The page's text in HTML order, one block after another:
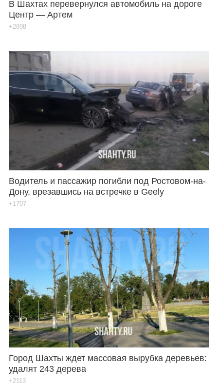
В Шахтах перевернулся автомобиль на дороге
Центр — Артем
+2898
Водитель и пассажир погибли под Ростовом-на-
Дону, врезавшись на встречке в Geely
+1707
Город Шахты ждет массовая вырубка деревьев:
удалят 243 дерева
+2113